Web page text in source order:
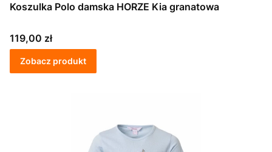
Koszulka Polo damska HORZE Kia granatowa
Cena
119,00 zł
Zobacz produkt